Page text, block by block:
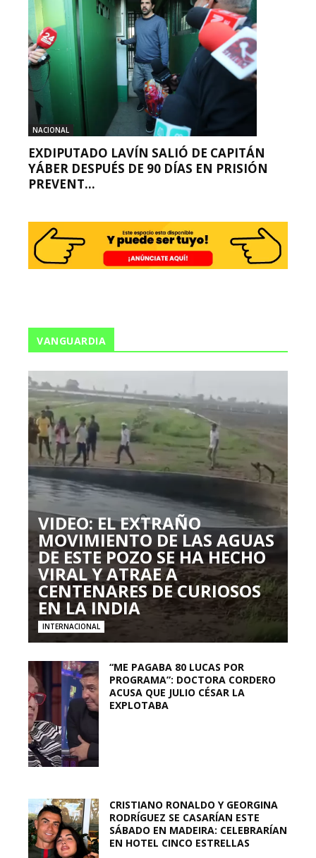
NACIONAL
EXDIPUTADO LAVÍN SALIÓ DE CAPITÁN
YÁBER DESPUÉS DE 90 DÍAS EN PRISIÓN
PREVENT...
VANGUARDIA
VIDEO: EL EXTRAÑO
MOVIMIENTO DE LAS AGUAS
DE ESTE POZO SE HA HECHO
VIRAL Y ATRAE A
CENTENARES DE CURIOSOS
EN LA INDIA
INTERNACIONAL
“ME PAGABA 80 LUCAS POR
PROGRAMA”: DOCTORA CORDERO
ACUSA QUE JULIO CÉSAR LA
EXPLOTABA
CRISTIANO RONALDO Y GEORGINA
RODRÍGUEZ SE CASARÍAN ESTE
SÁBADO EN MADEIRA: CELEBRARÍAN
EN HOTEL CINCO ESTRELLAS